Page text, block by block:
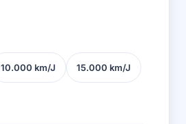
10.000 km/J 15.000 km/J